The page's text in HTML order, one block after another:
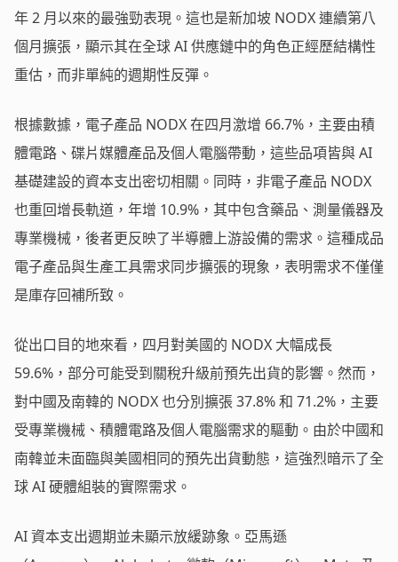
年 2 月以來的最強勁表現。這也是新加坡 NODX 連續第八
個月擴張，顯示其在全球 AI 供應鏈中的角色正經歷結構性
重估，而非單純的週期性反彈。
根據數據，電子產品 NODX 在四月激增 66.7%，主要由積
體電路、碟片媒體產品及個人電腦帶動，這些品項皆與 AI
基礎建設的資本支出密切相關。同時，非電子產品 NODX
也重回增長軌道，年增 10.9%，其中包含藥品、測量儀器及
專業機械，後者更反映了半導體上游設備的需求。這種成品
電子產品與生產工具需求同步擴張的現象，表明需求不僅僅
是庫存回補所致。
從出口目的地來看，四月對美國的 NODX 大幅成長
59.6%，部分可能受到關稅升級前預先出貨的影響。然而，
對中國及南韓的 NODX 也分別擴張 37.8% 和 71.2%，主要
受專業機械、積體電路及個人電腦需求的驅動。由於中國和
南韓並未面臨與美國相同的預先出貨動態，這強烈暗示了全
球 AI 硬體組裝的實際需求。
AI 資本支出週期並未顯示放緩跡象。亞馬遜